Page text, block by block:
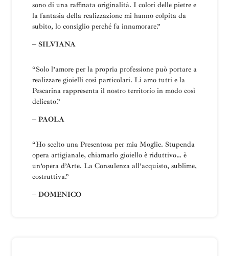
sono di una raffinata originalità. I colori delle pietre e
la fantasia della realizzazione mi hanno colpita da
subito, lo consiglio perché fa innamorare.”
– SILVIANA
“Solo l’amore per la propria professione può portare a
realizzare gioielli così particolari. Li amo tutti e la
Pescarina rappresenta il nostro territorio in modo così
delicato.”
– PAOLA
“Ho scelto una Presentosa per mia Moglie. Stupenda
opera artigianale, chiamarlo gioiello è riduttivo… è
un’opera d’Arte. La Consulenza all’acquisto, sublime,
costruttiva.”
– DOMENICO